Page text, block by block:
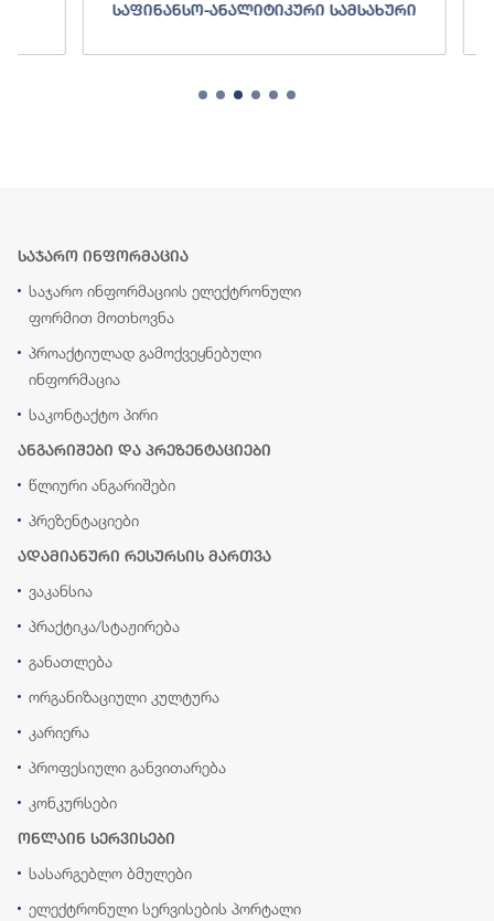
საფინანსო-ანალიტიკური სამსახური
საჯარო ინფორმაცია
საჯარო ინფორმაციის ელექტრონული
ფორმით მოთხოვნა
პროაქტიულად გამოქვეყნებული
ინფორმაცია
საკონტაქტო პირი
ანგარიშები და პრეზენტაციები
წლიური ანგარიშები
პრეზენტაციები
ადამიანური რესურსის მართვა
ვაკანსია
პრაქტიკა/სტაჟირება
განათლება
ორგანიზაციული კულტურა
კარიერა
პროფესიული განვითარება
კონკურსები
ონლაინ სერვისები
სასარგებლო ბმულები
ელექტრონული სერვისების პორტალი